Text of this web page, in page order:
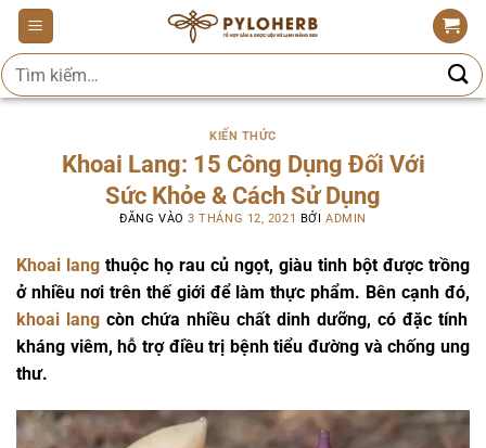
Bỏ
qua
nội
dung
Tìm
kiếm:
KIẾN THỨC
Khoai Lang: 15 Công Dụng Đối Với
Sức Khỏe & Cách Sử Dụng
ĐĂNG VÀO3 THÁNG 12, 2021 BỞI ADMIN
Khoai lang thuộc họ rau củ ngọt, giàu tinh bột được trồng
ở nhiều nơi trên thế giới để làm thực phẩm. Bên cạnh đó,
khoai lang còn chứa nhiều chất dinh dưỡng, có đặc tính
kháng viêm, hỗ trợ điều trị bệnh tiểu đường và chống ung
thư.